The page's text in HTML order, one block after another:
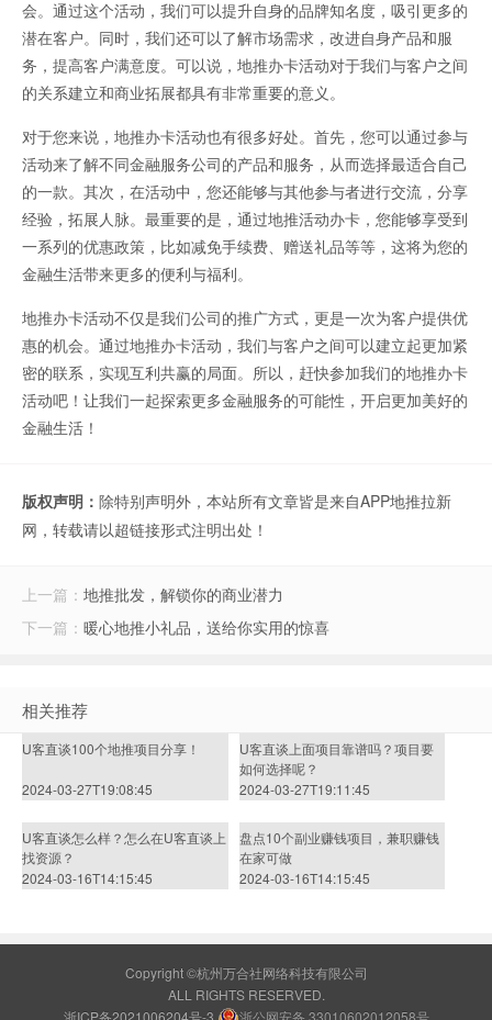
会。通过这个活动，我们可以提升自身的品牌知名度，吸引更多的
潜在客户。同时，我们还可以了解市场需求，改进自身产品和服
务，提高客户满意度。可以说，地推办卡活动对于我们与客户之间
的关系建立和商业拓展都具有非常重要的意义。
对于您来说，地推办卡活动也有很多好处。首先，您可以通过参与
活动来了解不同金融服务公司的产品和服务，从而选择最适合自己
的一款。其次，在活动中，您还能够与其他参与者进行交流，分享
经验，拓展人脉。最重要的是，通过地推活动办卡，您能够享受到
一系列的优惠政策，比如减免手续费、赠送礼品等等，这将为您的
金融生活带来更多的便利与福利。
地推办卡活动不仅是我们公司的推广方式，更是一次为客户提供优
惠的机会。通过地推办卡活动，我们与客户之间可以建立起更加紧
密的联系，实现互利共赢的局面。所以，赶快参加我们的地推办卡
活动吧！让我们一起探索更多金融服务的可能性，开启更加美好的
金融生活！
版权声明： 除特别声明外，本站所有文章皆是来自APP地推拉新
网，转载请以超链接形式注明出处！
上一篇： 地推批发，解锁你的商业潜力
下一篇： 暖心地推小礼品，送给你实用的惊喜
相关推荐
U客直谈100个地推项目分享！
2024-03-27T19:08:45
U客直谈上面项目靠谱吗？项目要
如何选择呢？
2024-03-27T19:11:45
U客直谈怎么样？怎么在U客直谈上
找资源？
2024-03-16T14:15:45
盘点10个副业赚钱项目，兼职赚钱
在家可做
2024-03-16T14:15:45
Copyright ©杭州万合社网络科技有限公司
ALL RIGHTS RESERVED.